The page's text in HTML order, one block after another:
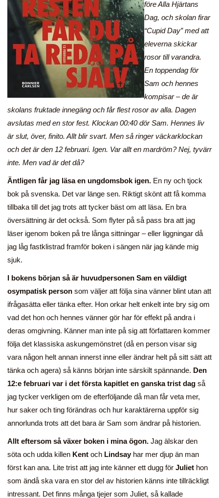
före Alla Hjärtans
Dag, och skolan firar
“Cupid Day” med att
eleverna skickar
rosor till varandra.
En toppendag för
Sam och hennes
kompisar – de är
skolans fruktade innegäng och får flest rosor av alla. Dagen
avslutas med en stor fest. Klockan 00:40 dör Sam. Hennes liv
är slut, över, finito. Allt blir svart. Men så ringer väckarklockan
och det är den 12 februari. Igen. Var allt en mardröm? Nej, tyvärr
inte. Men vad är det då?
Äntligen får jag läsa en ungdomsbok igen. En ny och tjock
bok på svenska. Det var länge sen. Riktigt skönt att få komma
tillbaka till det jag trots att tycker bäst om att läsa. En bra
översättning är det också. Som flyter på så pass bra att jag
läser igenom boken på tre långa sittningar – eller liggningar då
jag låg fastklistrad framför boken i sängen när jag kände mig
sjuk.
I bokens början så är huvudpersonen Sam en väldigt
osympatisk person som väljer att följa sina vänner blint utan att
ifrågasätta eller tänka efter. Hon orkar helt enkelt inte bry sig om
vad det hon och hennes vänner gör har för effekt på andra i
deras omgivning. Känner man inte på sig att författaren kommer
följa det klassiska askungemönstret (då en person visar sig
vara någon helt annan innerst inne eller ändrar helt på sitt sätt att
tänka och agera) så känns början inte särskilt spännande. Den
12:e februari var i det första kapitlet en ganska trist dag så
jag tycker verkligen om de efterföljande då man får veta mer,
hur saker och ting förändras och hur karaktärerna uppför sig
annorlunda trots att det bara är Sam som ändrar på historien.
Allt eftersom så växer boken i mina ögon. Jag älskar den
söta och udda killen Kent och Lindsayhar mer djup än man
först kan ana. Lite trist att jag inte känner ett dugg för Juliet hon
som ändå ska vara en stor del av historien känns inte tillräckligt
intressant. Det finns många tjejer som Juliet, så kallade